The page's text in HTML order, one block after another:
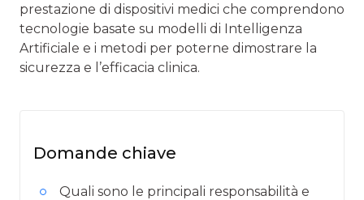
prestazione di dispositivi medici che comprendono
tecnologie basate su modelli di Intelligenza
Artificiale e i metodi per poterne dimostrare la
sicurezza e l’efficacia clinica.
Domande chiave
Quali sono le principali responsabilità e